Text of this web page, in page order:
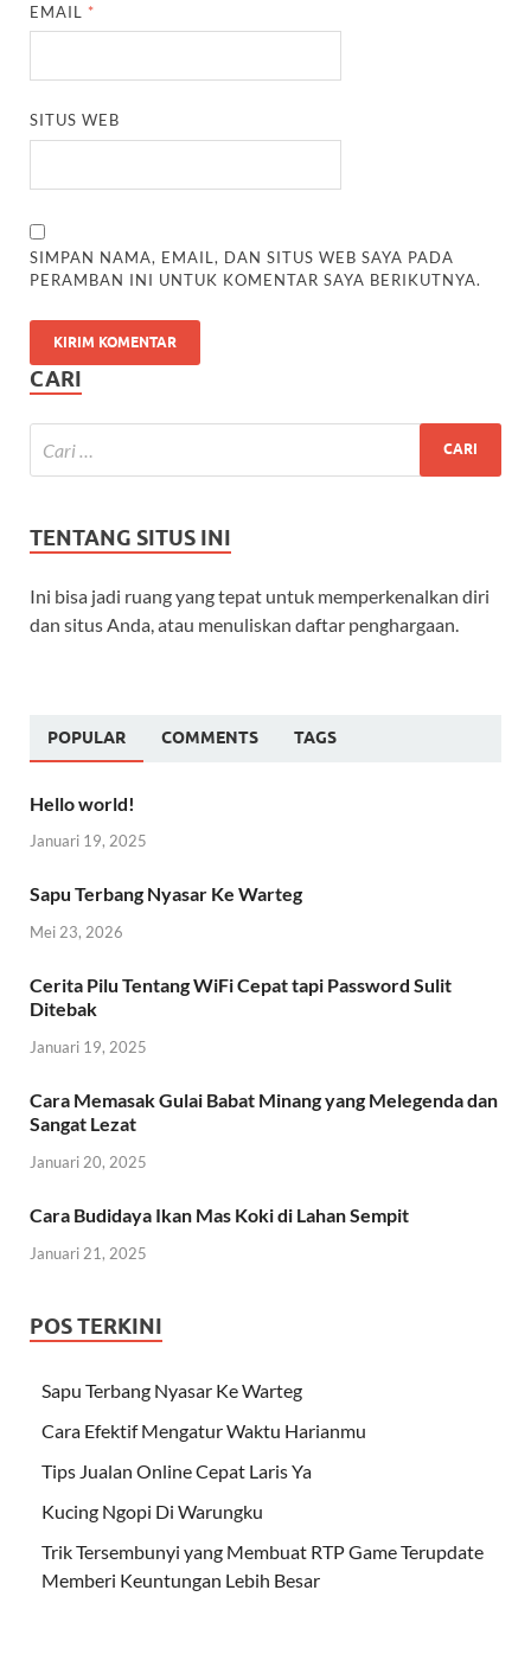
EMAIL *
SITUS WEB
SIMPAN NAMA, EMAIL, DAN SITUS WEB SAYA PADA
PERAMBAN INI UNTUK KOMENTAR SAYA BERIKUTNYA.
CARI
TENTANG SITUS INI
Ini bisa jadi ruang yang tepat untuk memperkenalkan diri
dan situs Anda, atau menuliskan daftar penghargaan.
POPULAR COMMENTS TAGS
Hello world!
Januari 19, 2025
Sapu Terbang Nyasar Ke Warteg
Mei 23, 2026
Cerita Pilu Tentang WiFi Cepat tapi Password Sulit
Ditebak
Januari 19, 2025
Cara Memasak Gulai Babat Minang yang Melegenda dan
Sangat Lezat
Januari 20, 2025
Cara Budidaya Ikan Mas Koki di Lahan Sempit
Januari 21, 2025
POS TERKINI
Sapu Terbang Nyasar Ke Warteg
Cara Efektif Mengatur Waktu Harianmu
Tips Jualan Online Cepat Laris Ya
Kucing Ngopi Di Warungku
Trik Tersembunyi yang Membuat RTP Game Terupdate
Memberi Keuntungan Lebih Besar